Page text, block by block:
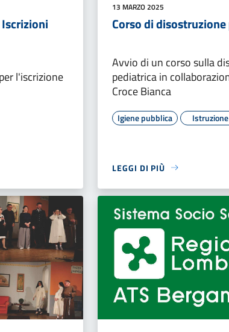
l'iscrizione
13 MARZO 2025
Corso di
Avvio di un corso sulla
pediatrica in
Croce Bianca
Igiene pubblica Istruzione
LEGGI DI PIÙ